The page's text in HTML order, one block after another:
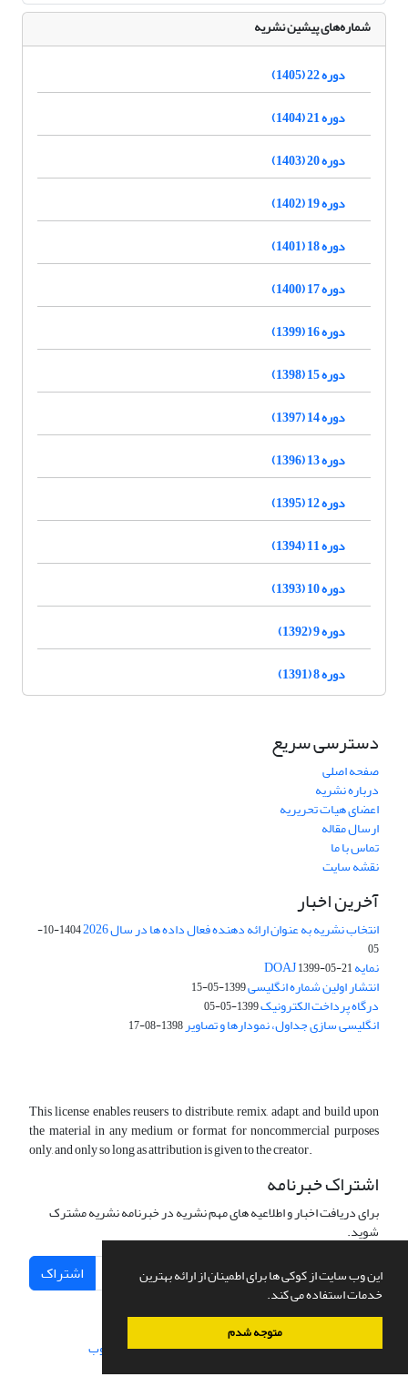
این وب سایت از کوکی ها برای اطمینان از ارائه بهترین
خدمات استفاده می کند.
متوجه شدم
شماره‌های پیشین نشریه
دوره 22 (1405)
دوره 21 (1404)
دوره 20 (1403)
دوره 19 (1402)
دوره 18 (1401)
دوره 17 (1400)
دوره 16 (1399)
دوره 15 (1398)
دوره 14 (1397)
دوره 13 (1396)
دوره 12 (1395)
دوره 11 (1394)
دوره 10 (1393)
دوره 9 (1392)
دوره 8 (1391)
دسترسی سریع
صفحه اصلی
درباره نشریه
اعضای هیات تحریریه
ارسال مقاله
تماس با ما
نقشه سایت
آخرین اخبار
انتخاب نشریه به عنوان ارائه دهنده فعال داده ها در سال 2026
1404-10-
05
نمایه DOAJ1399-05-21
انتشار اولین شماره انگلیسی1399-05-15
درگاه پرداخت الکترونیک1399-05-05
انگلیسی سازی جداول، نمودارها و تصاویر1398-08-17
This license enables reusers to distribute, remix, adapt, and build upon
the material in any medium or format for noncommercial purposes
only, and only so long as attribution is given to the creator.
اشتراک خبرنامه
برای دریافت اخبار و اطلاعیه های مهم نشریه در خبرنامه نشریه مشترک
شوید.
اشتراک
سامانه مدیریت نشریات علمی.طراحی و پیاده سازی از سیناوب